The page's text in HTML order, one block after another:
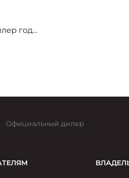
года
Официальный дилер